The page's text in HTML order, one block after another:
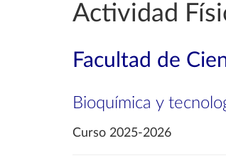
Actividad
Facultad de
Bioquímica y
Curso 2025-2026